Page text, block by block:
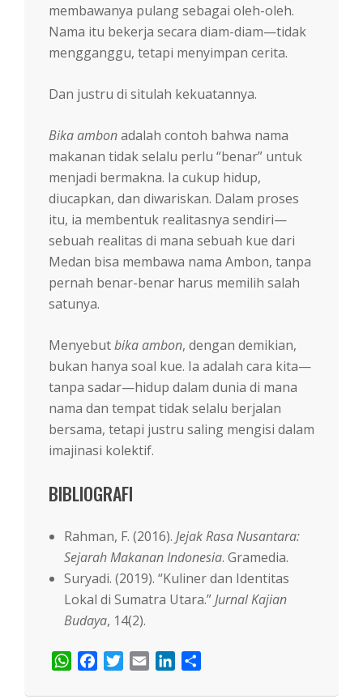
membawanya pulang sebagai oleh-oleh.
Nama itu bekerja secara diam-diam—tidak
mengganggu, tetapi menyimpan cerita.
Dan justru di situlah kekuatannya.
Bika ambonadalah contoh bahwa nama
makanan tidak selalu perlu “benar” untuk
menjadi bermakna. Ia cukup hidup,
diucapkan, dan diwariskan. Dalam proses
itu, ia membentuk realitasnya sendiri—
sebuah realitas di mana sebuah kue dari
Medan bisa membawa nama Ambon, tanpa
pernah benar-benar harus memilih salah
satunya.
Menyebutbika ambon, dengan demikian,
bukan hanya soal kue. Ia adalah cara kita—
tanpa sadar—hidup dalam dunia di mana
nama dan tempat tidak selalu berjalan
bersama, tetapi justru saling mengisi dalam
imajinasi kolektif.
BIBLIOGRAFI
Rahman, F. (2016).Jejak Rasa Nusantara:
Sejarah Makanan Indonesia. Gramedia.
Suryadi. (2019). “Kuliner dan Identitas
Lokal di Sumatra Utara.”Jurnal Kajian
Budaya, 14(2).
WhatsApp
FacebookTwitter
Email LinkedIn
2026-